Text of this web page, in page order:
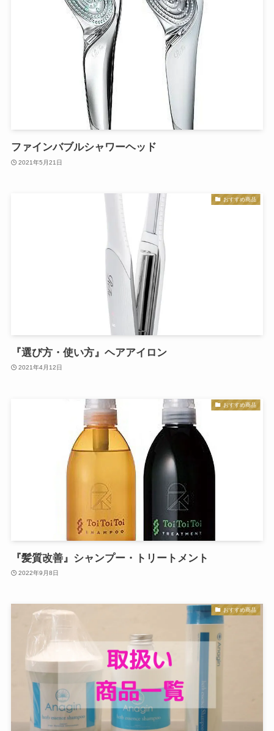
ファインバブルシャワーヘッド
2021年5月21日
おすすめ商品
『選び方・使い方』ヘアアイロン
2021年4月12日
おすすめ商品
『髪質改善』シャンプー・トリートメント
2022年9月8日
おすすめ商品